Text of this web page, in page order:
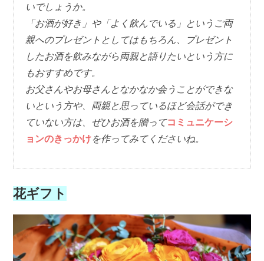
いでしょうか。
「お酒が好き」や「よく飲んでいる」というご両
親へのプレゼントとしてはもちろん、プレゼント
したお酒を飲みながら両親と語りたいという方に
もおすすめです。
お父さんやお母さんとなかなか会うことができな
いという方や、両親と思っているほど会話ができ
ていない方は、ぜひお酒を贈ってコミュニケーシ
ョンのきっかけを作ってみてくださいね。
花ギフト